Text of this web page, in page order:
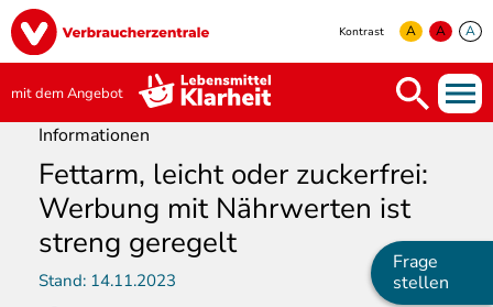
Direkt
zum
Inhalt
Image
Kontrast A A A
mit dem Angebot
Frage
stellen
Informationen
Fettarm, leicht oder zuckerfrei:
Werbung mit Nährwerten ist
streng geregelt
Stand: 14.11.2023